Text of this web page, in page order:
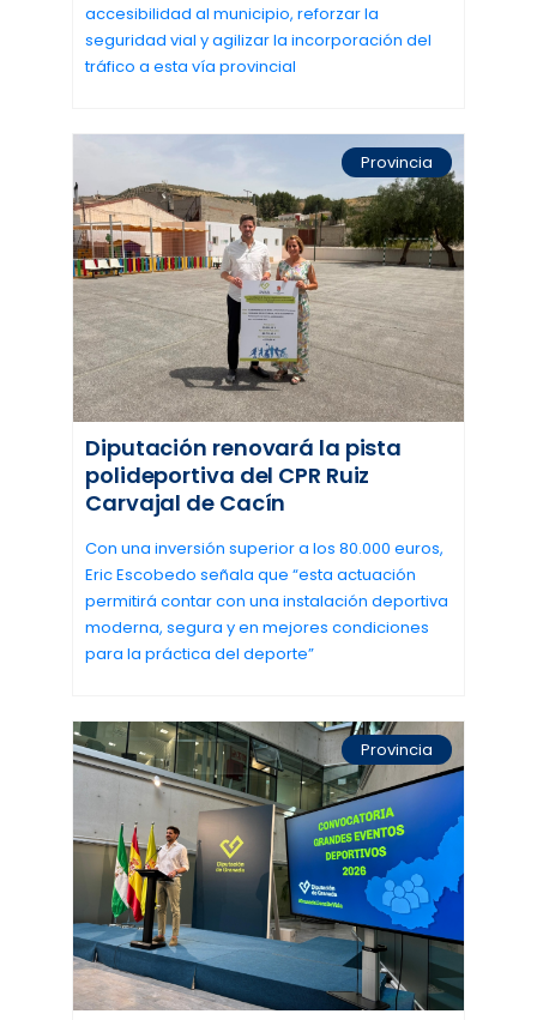
accesibilidad al municipio, reforzar la
seguridad vial y agilizar la incorporación del
tráfico a esta vía provincial
Provincia
Diputación renovará la pista
polideportiva del CPR Ruiz
Carvajal de Cacín
Con una inversión superior a los 80.000 euros,
Eric Escobedo señala que “esta actuación
permitirá contar con una instalación deportiva
moderna, segura y en mejores condiciones
para la práctica del deporte”
Provincia